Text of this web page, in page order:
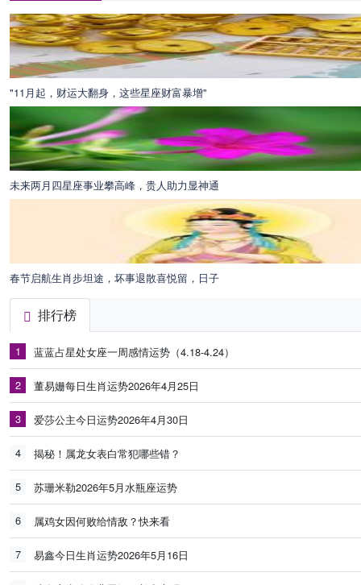
"11月起，财运大翻身，这些星座财富暴增"
未来两月四星座事业攀高峰，贵人助力显神通
春节启航生肖步坦途，坏事退散喜悦留，日子
排行榜
1 蓝蓝占星处女座一周感情运势（4.18-4.24）
2 董易姗每日生肖运势2026年4月25日
3 爱莎公主今日运势2026年4月30日
4 揭秘！属龙女表白常犯哪些错？
5 苏珊米勒2026年5月水瓶座运势
6 属鸡女因何败给情敌？快来看
7 易鑫今日生肖运势2026年5月16日